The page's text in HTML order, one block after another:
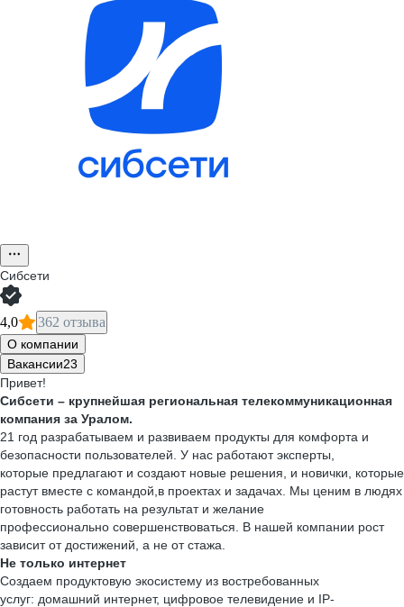
Сибсети
4,0 362 отзыва
О компании
Вакансии23
Привет!
Сибсети – крупнейшая региональная телекоммуникационная
компания за Уралом.
21 год разрабатываем и развиваем продукты для комфорта и
безопасности пользователей. У нас работают эксперты,
которые предлагают и создают новые решения, и новички, которые
растут вместе с командой,в проектах и задачах. Мы ценим в людях
готовность работать на результат и желание
профессионально совершенствоваться. В нашей компании рост
зависит от достижений, а не от стажа.
Не только интернет
Создаем продуктовую экосистему из востребованных
услуг: домашний интернет, цифровое телевидение и IP-